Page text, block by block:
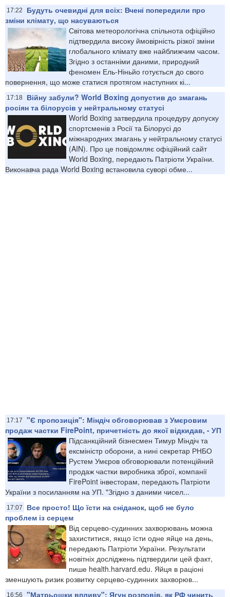
17:22
Будуть очевидні для всіх: Вчені попередили про
зміни клімату, що насуваються
Світова метеорологічна спільнота офіційно
підтвердила високу ймовірність різкої зміни
глобального клімату вже найближчим часом.
Згідно з останніми даними, природний
феномен Ель-Ніньйо готується до свого
повернення, що може статися протягом наступних кі...
17:18
Війну забули? World Boxing допустив до змагань
росіян та білорусів у нейтральному статусі
World Boxing затвердила процедуру допуску
спортсменів з Росії та Білорусі до
міжнародних змагань у нейтральному статусі
(AIN). Про це повідомляє офіційний сайт
World Boxing, передають Патріоти України.
Виконавча рада World Boxing встановила суворі обме...
17:17
"Є пропозиція": Міндіч обговорював з Умєровим
продаж частки FirePoint, причетність до якої відкидав, - УП
Підсанкційний бізнесмен Тимур Міндіч та
ексміністр оборони, а нині секретар РНБО
Рустем Умєров обговорювали потенційний
продаж частки виробника зброї, компанії
FirePoint інвесторам, передають Патріоти
України з посиланням на УП. "Згідно з даними чисел...
17:07
Все просто! Що їсти на сніданок, щоб не було
проблем із серцем
Від серцево-судинних захворювань можна
захиститися, якщо їсти одне яйце на день,
передають Патріоти України. Результати
новітніх досліджень підтвердили цей факт,
пише health.harvard.edu. Яйця в раціоні
зменшують ризик розвитку серцево-судинних захворюв...
16:56 "Матрьошки впливу": Ягун розповів, як РФ чинить